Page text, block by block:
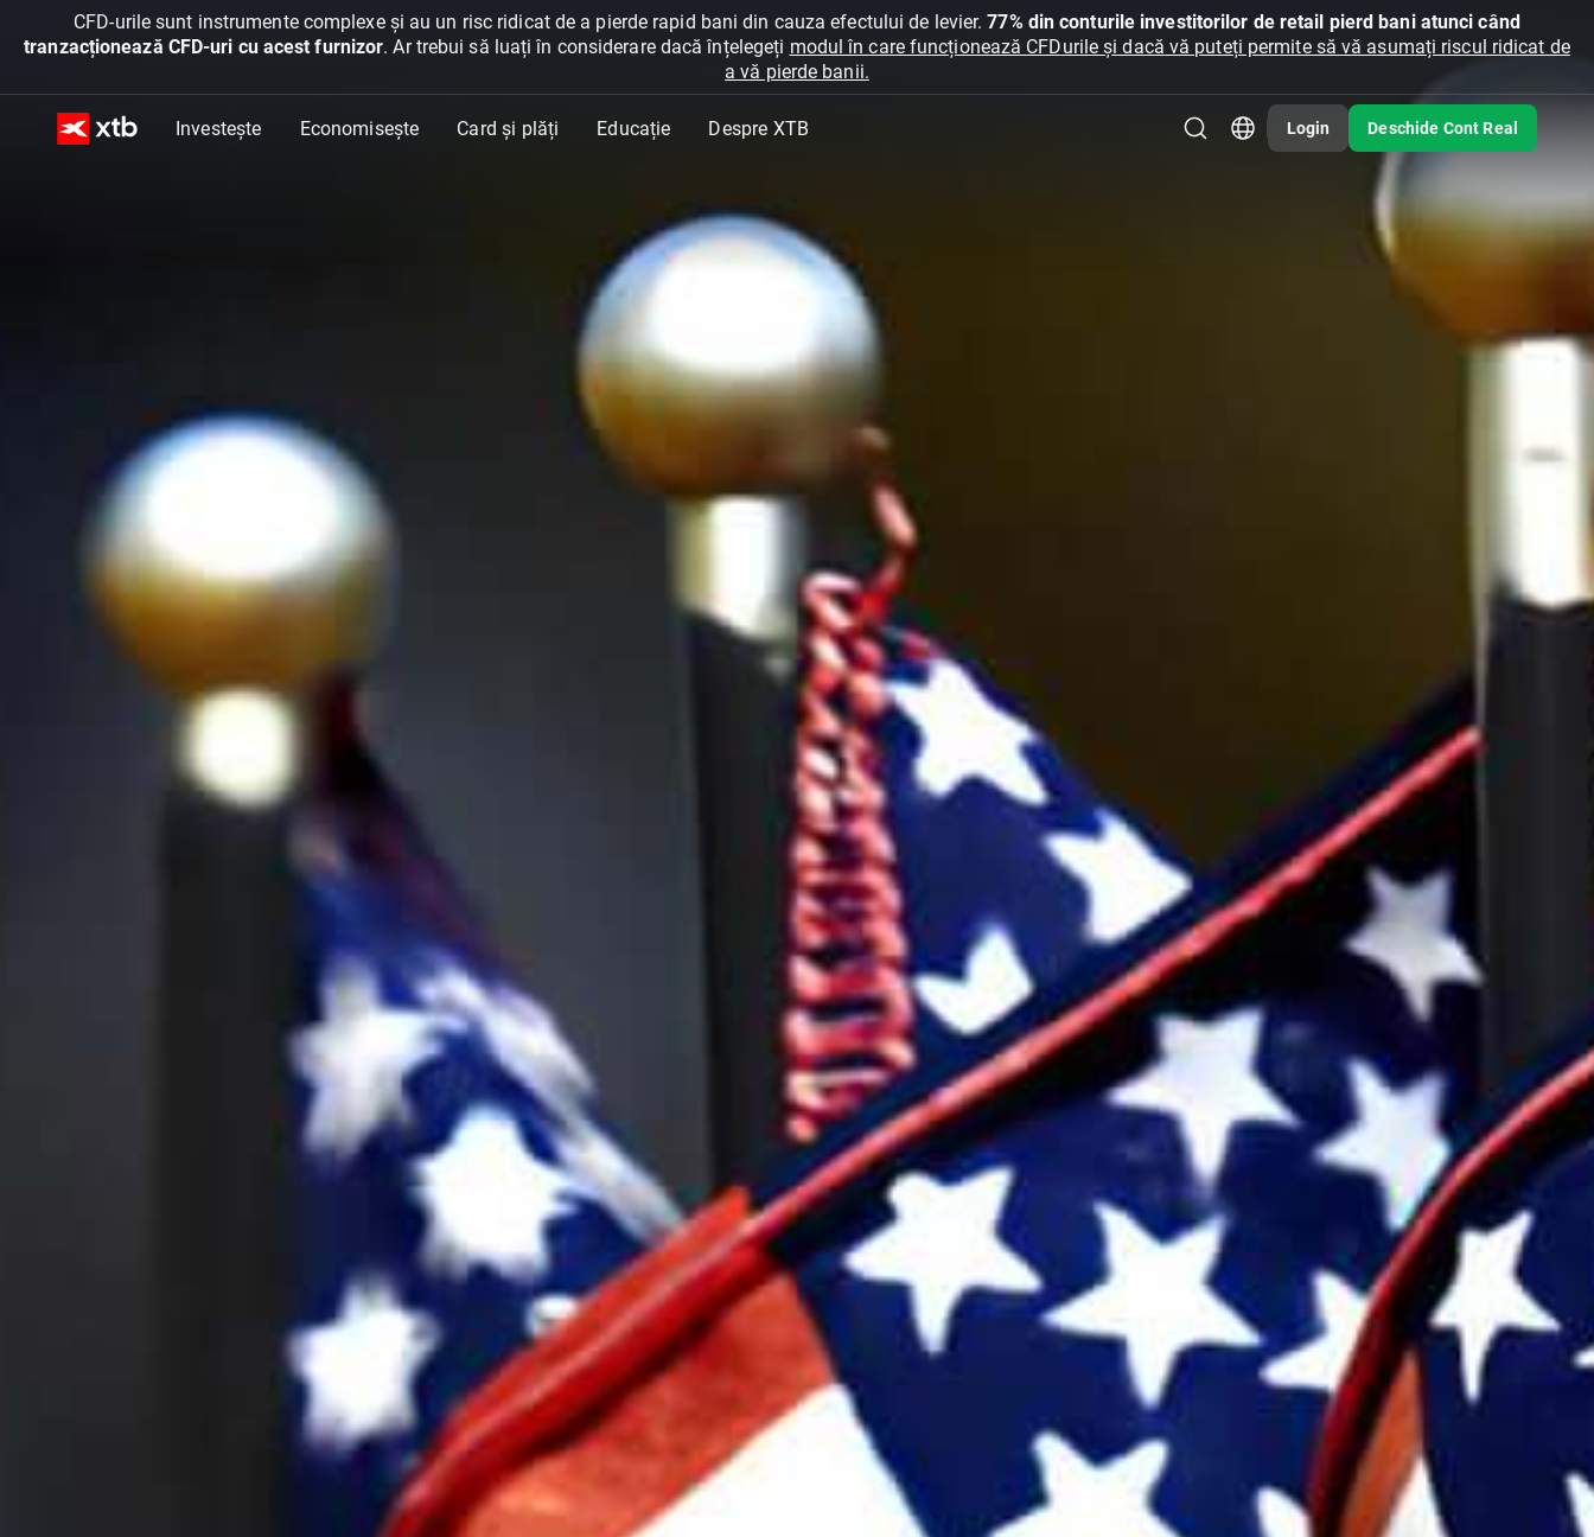
CFD-urile sunt instrumente complexe și au un risc ridicat de a pierde rapid bani din cauza efectului de levier.77% din conturile investitorilor de retail pierd bani atunci când
tranzacționează CFD-uri cu acest furnizor. Ar trebui să luați în considerare dacă înțelegeți modul în care funcționează CFDurile și dacă vă puteți permite să vă asumați riscul ridicat de
a vă pierde banii.
Investește Economisește Card și plăți Educație Despre XTB Login Deschide Cont Real